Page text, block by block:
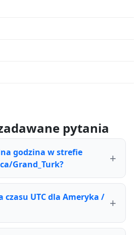
pytania
godzina w strefie
Grand_Turk?
czasu UTC dla Ameryka /